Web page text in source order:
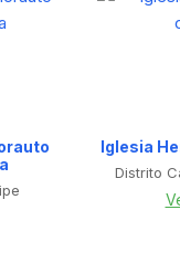
Iglesia
Distrito